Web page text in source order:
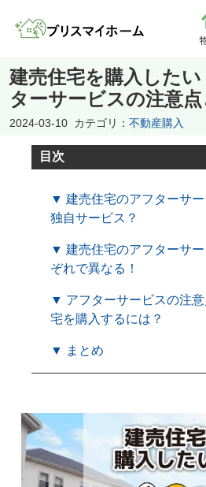
建売住宅を購入した
ターサービスの注意点
2024-03-10 カテゴリ： 不動産購入
目次
▼ 建売住宅のアフターサ
独自サービス？
▼ 建売住宅のアフターサ
ぞれで異なる！
▼ アフターサービスの注
宅を購入するには？
▼ まとめ